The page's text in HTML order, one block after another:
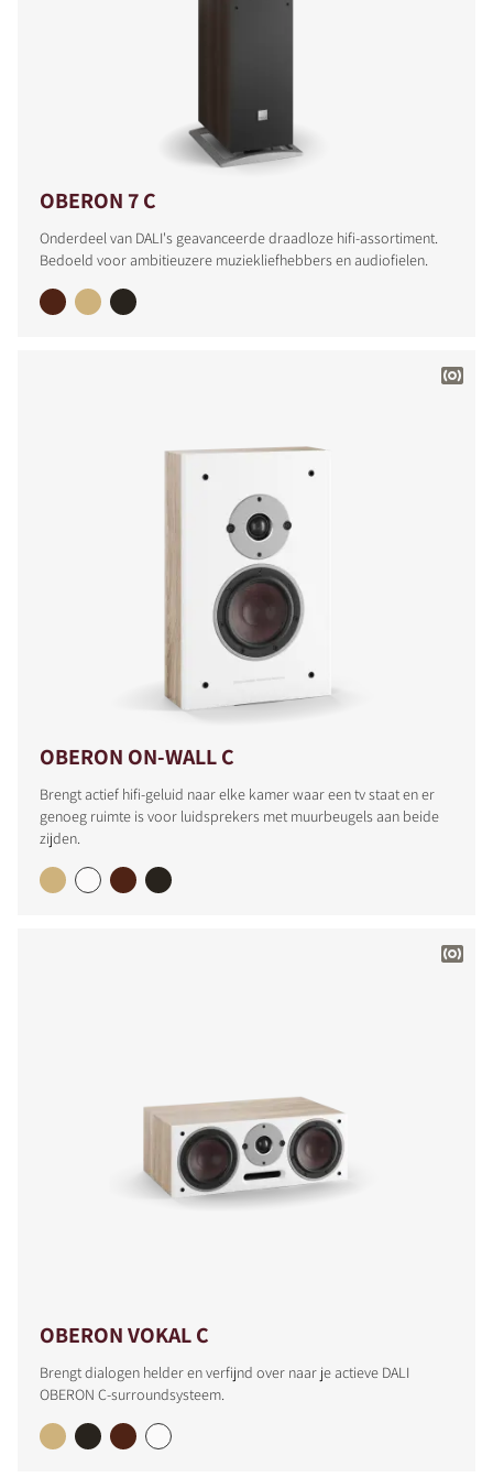
OBERON 7 C
Onderdeel van DALI's geavanceerde draadloze hifi-assortiment.
Bedoeld voor ambitieuzere muziekliefhebbers en audiofielen.
OBERON ON-WALL C
Brengt actief hifi-geluid naar elke kamer waar een tv staat en er
genoeg ruimte is voor luidsprekers met muurbeugels aan beide
zijden.
OBERON VOKAL C
Brengt dialogen helder en verfijnd over naar je actieve DALI
OBERON C-surroundsysteem.
PRODUCTEN VERGELIJKEN